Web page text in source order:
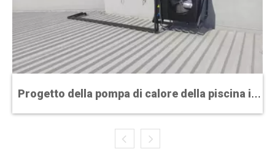
Progetto della pompa di calore della piscina in